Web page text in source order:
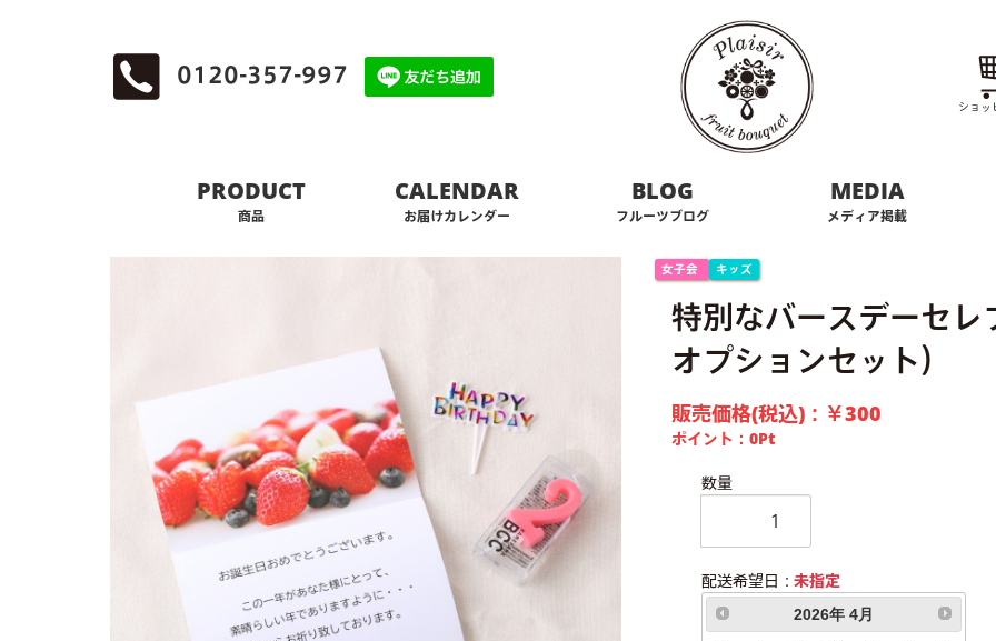
0120-357-997
ショッ
PRODUCT
商品
CALENDAR
お届けカレンダー
BLOG
フルーツブログ
MEDIA
メディア掲載
女子会 キッズ
特別なバースデーセ
オプションセット）
販売価格(税込)： ￥300
ポイント： 0Pt
数量
配送希望日：未指定
2026年 4月